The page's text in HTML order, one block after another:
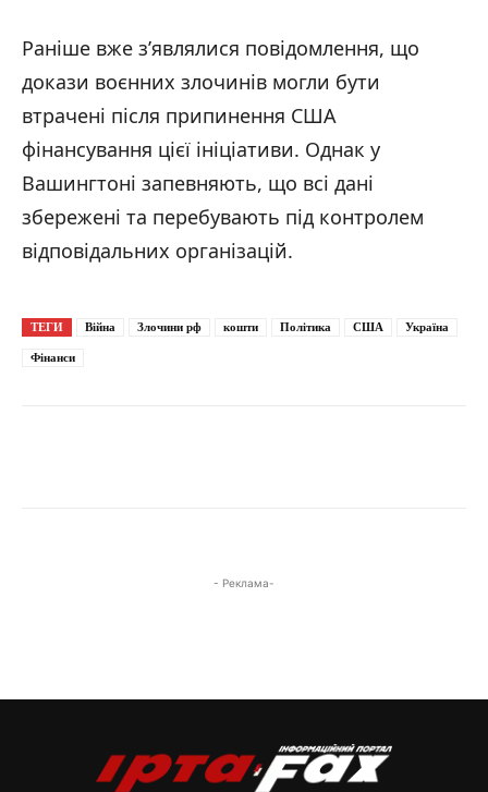
Раніше вже з’являлися повідомлення, що
докази воєнних злочинів могли бути
втрачені після припинення США
фінансування цієї ініціативи. Однак у
Вашингтоні запевняють, що всі дані
збережені та перебувають під контролем
відповідальних організацій.
ТЕГИ Війна Злочини рф кошти Політика США Україна
Фінанси
- Реклама-